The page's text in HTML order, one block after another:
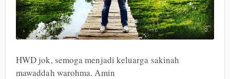
HWD jok, semoga menjadi keluarga sakinah
mawaddah warohma. Amin